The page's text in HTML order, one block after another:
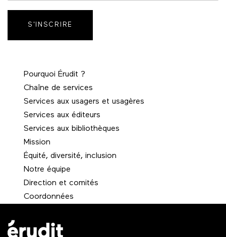
S'INSCRIRE
Pourquoi Érudit ?
Chaîne de services
Services aux usagers et usagères
Services aux éditeurs
Services aux bibliothèques
Mission
Équité, diversité, inclusion
Notre équipe
Direction et comités
Coordonnées